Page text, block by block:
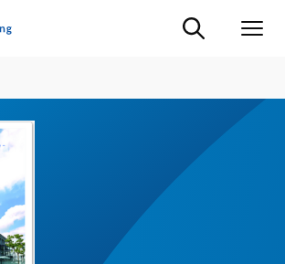
Suche ein-/